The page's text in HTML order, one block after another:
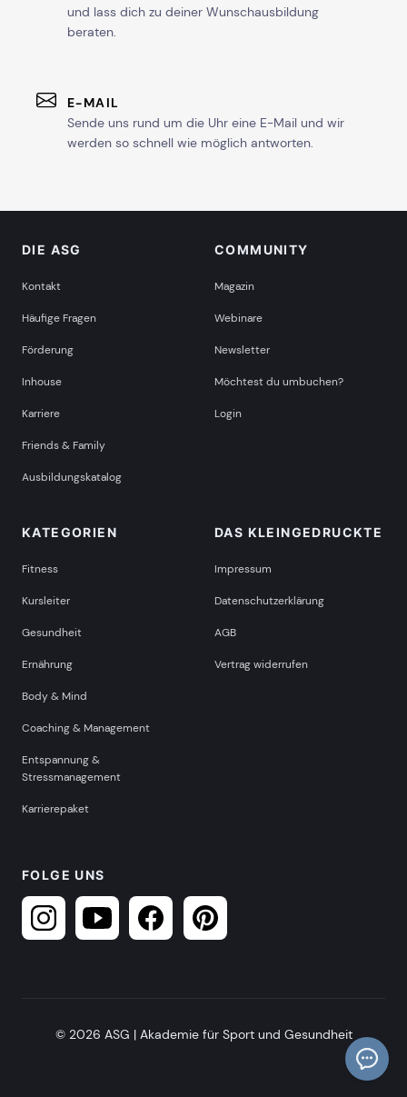
und lass dich zu deiner Wunschausbildung
beraten.
E-MAIL
Sende uns rund um die Uhr eine E-Mail und wir
werden so schnell wie möglich antworten.
DIE ASG
Kontakt
Häufige Fragen
Förderung
Inhouse
Karriere
Friends & Family
Ausbildungskatalog
COMMUNITY
Magazin
Webinare
Newsletter
Möchtest du umbuchen?
Login
KATEGORIEN
Fitness
Kursleiter
Gesundheit
Ernährung
Body & Mind
Coaching & Management
Entspannung &
Stressmanagement
Karrierepaket
DAS KLEINGEDRUCKTE
Impressum
Datenschutzerklärung
AGB
Vertrag widerrufen
FOLGE UNS
© 2026 ASG | Akademie für Sport und Gesundheit